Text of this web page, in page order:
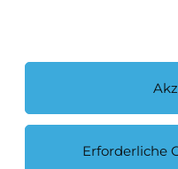
Erforderliche